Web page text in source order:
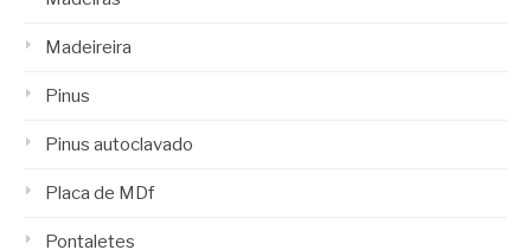
Madeireira
Pinus
Pinus autoclavado
Placa de MDf
Pontaletes